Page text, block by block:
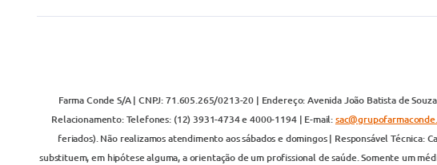
Farma Conde S/A | CNPJ: 71.605.265/0213-20 | Endereço: Avenida João Batista de
Relacionamento: Telefones: (12) 3931-4734 e 4000-1194 | E-mail:
feriados). Não realizamos atendimento aos sábados e domingos | Responsável
substituem, em hipótese alguma, a orientação de um profissional de saúde. Somente um